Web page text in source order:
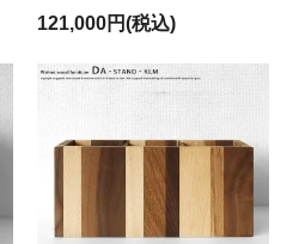
121,000円(税込)